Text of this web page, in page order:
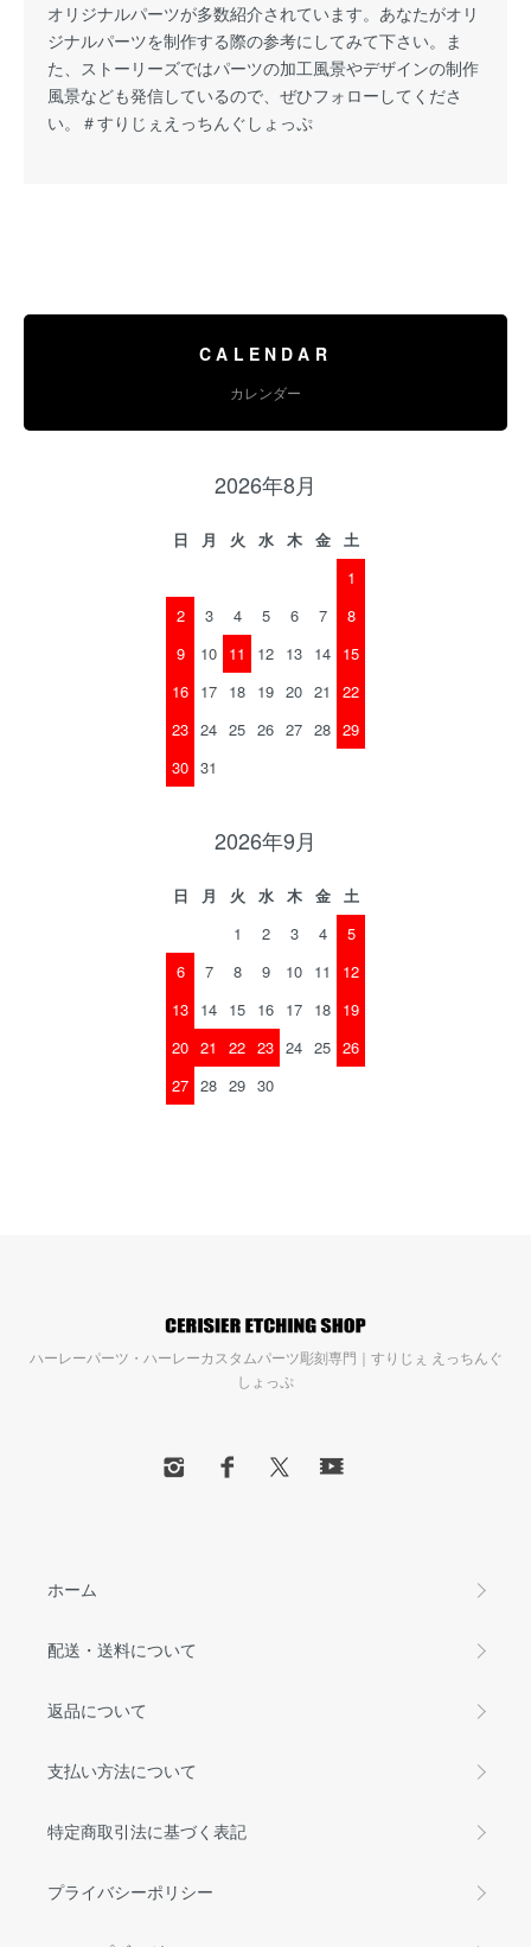
オリジナルパーツが多数紹介されています。あなたがオリ
ジナルパーツを制作する際の参考にしてみて下さい。ま
た、ストーリーズではパーツの加工風景やデザインの制作
風景なども発信しているので、ぜひフォローしてくださ
い。
＃すりじぇえっちんぐしょっぷ
CALENDAR
カレンダー
2026年8月
日 月 火 水 木 金
土
1
2
3 4 5 6 7
8
9
10 11 12 13 14 15
16 17 18 19 20 21
22
23 24 25 26 27 28 29
30 31
2026年9月
日 月 火 水 木 金
土
1
2 3 4
5
6
7 8 9 10 11
12
13 14 15 16 17 18 19
20 21 22 23 24 25 26
27 28 29 30
ハーレーパーツ・ハーレーカスタムパーツ彫刻専門｜すりじぇ えっちんぐ
しょっぷ
ホーム
配送・送料について
返品について
支払い方法について
特定商取引法に基づく表記
プライバシーポリシー